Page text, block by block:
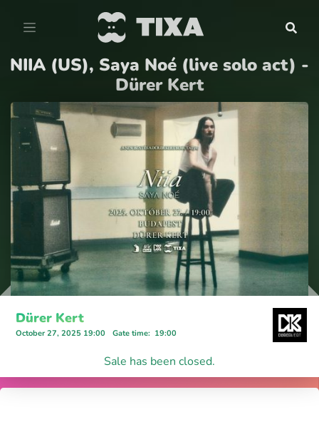
NIIA (US), Saya Noé (live solo act) -
Dürer Kert
Dürer Kert
October 27, 2025 19:00 Gate time: 19:00
Sale has been closed.